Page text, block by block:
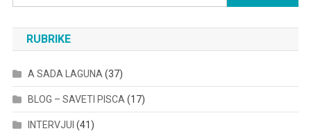
for:
RUBRIKE
A SADA LAGUNA (37)
BLOG – SAVETI PISCA (17)
INTERVJUI (41)